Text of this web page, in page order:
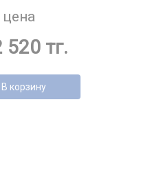
520 тг.
В корзину